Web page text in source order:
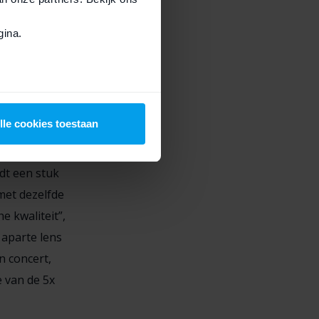
cookies toestaan
16
situaties
een stuk
dezelfde
kwaliteit”,
lens
concert,
de 5x